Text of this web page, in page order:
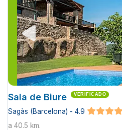
Sala de Biure VERIFICADO
Sagàs (Barcelona) - 4.9
a 40.5 km.